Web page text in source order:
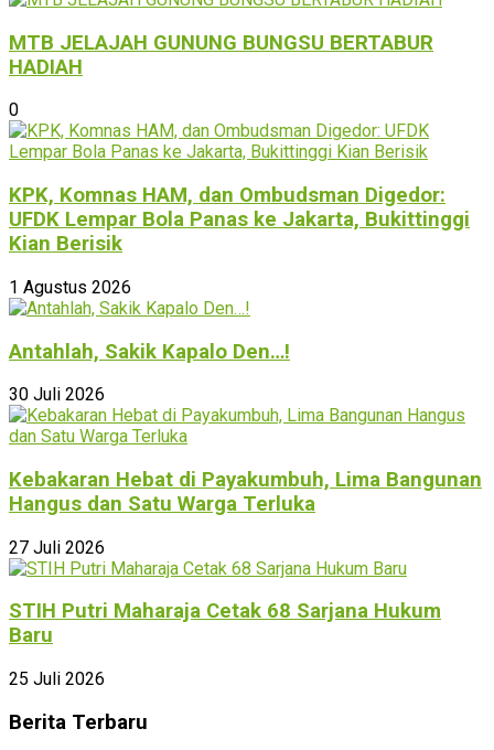
MTB JELAJAH GUNUNG BUNGSU BERTABUR
HADIAH
0
KPK, Komnas HAM, dan Ombudsman Digedor:
UFDK Lempar Bola Panas ke Jakarta, Bukittinggi
Kian Berisik
1 Agustus 2026
Antahlah, Sakik Kapalo Den…!
30 Juli 2026
Kebakaran Hebat di Payakumbuh, Lima Bangunan
Hangus dan Satu Warga Terluka
27 Juli 2026
STIH Putri Maharaja Cetak 68 Sarjana Hukum
Baru
25 Juli 2026
Berita Terbaru